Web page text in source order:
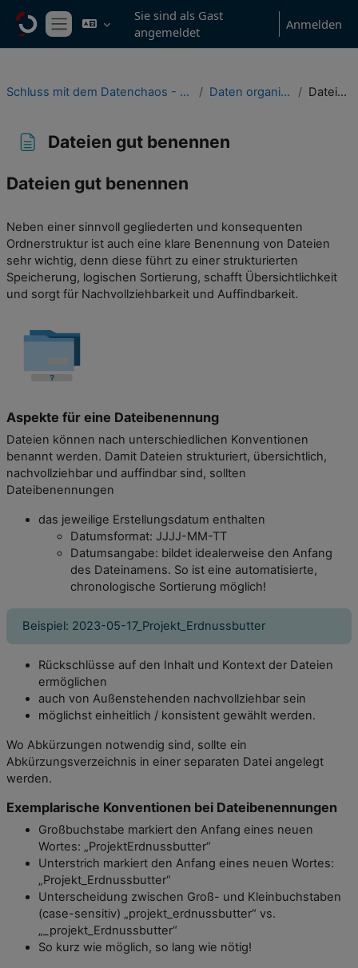
Website-Übersicht
Sie sind als Gast
angemeldet
Anmelden
Schluss mit dem Datenchaos - Wie Forschungsdatenmanagement für Ordnung sorgt Daten organisieren und gut beschreiben Dateien gut benennen
Dateien gut benennen
Dateien gut benennen
Neben einer sinnvoll gegliederten und konsequenten
Ordnerstruktur ist auch eine klare Benennung von Dateien
sehr wichtig, denn diese führt zu einer strukturierten
Speicherung, logischen Sortierung, schafft Übersichtlichkeit
und sorgt für Nachvollziehbarkeit und Auffindbarkeit.
Aspekte für eine Dateibenennung
Dateien können nach unterschiedlichen Konventionen
benannt werden. Damit Dateien strukturiert, übersichtlich,
nachvollziehbar und auffindbar sind, sollten
Dateibenennungen
das jeweilige Erstellungsdatum enthalten
Datumsformat: JJJJ-MM-TT
Datumsangabe: bildet idealerweise den Anfang
des Dateinamens. So ist eine automatisierte,
chronologische Sortierung möglich!
Beispiel: 2023-05-17_Projekt_Erdnussbutter
Rückschlüsse auf den Inhalt und Kontext der Dateien
ermöglichen
auch von Außenstehenden nachvollziehbar sein
möglichst einheitlich / konsistent gewählt werden.
Wo Abkürzungen notwendig sind, sollte ein
Abkürzungsverzeichnis in einer separaten Datei angelegt
werden.
Exemplarische Konventionen bei Dateibenennungen
Großbuchstabe markiert den Anfang eines neuen
Wortes: „ProjektErdnussbutter“
Unterstrich markiert den Anfang eines neuen Wortes:
„Projekt_Erdnussbutter“
Unterscheidung zwischen Groß- und Kleinbuchstaben
(case-sensitiv) „projekt_erdnussbutter“ vs.
„_projekt_Erdnussbutter“
So kurz wie möglich, so lang wie nötig!